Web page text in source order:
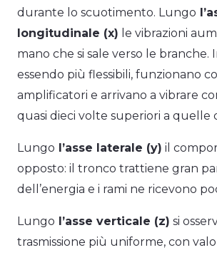
durante lo scuotimento. Lungo
longitudinale (x) le vibrazioni
mano che si sale verso le branche.
essendo più flessibili, funzionano
amplificatori e arrivano a vibrare
quasi dieci volte superiori a quelle
Lungo l’asse laterale (y) il
opposto: il tronco trattiene gran
dell’energia e i rami ne ricevono
Lungo l’asse verticale (z) si
trasmissione più uniforme, con